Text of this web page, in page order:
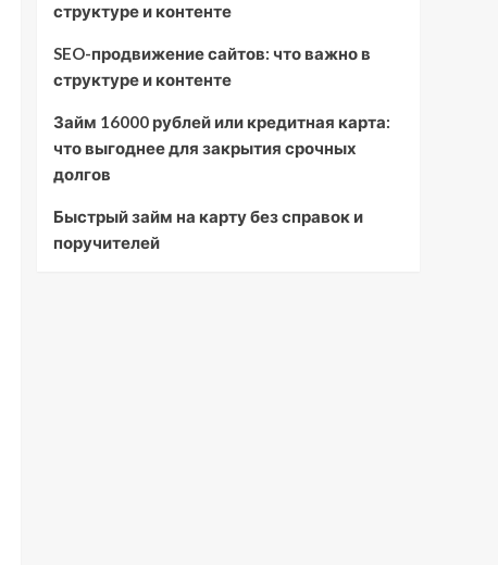
структуре и контенте
SEO-продвижение сайтов: что важно в
структуре и контенте
Займ 16000 рублей или кредитная карта:
что выгоднее для закрытия срочных
долгов
Быстрый займ на карту без справок и
поручителей